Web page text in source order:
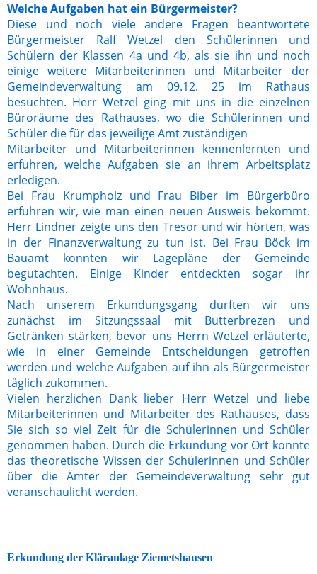
Welche Aufgaben hat ein Bürgermeister?
Diese und noch viele andere Fragen beantwortete
Bürgermeister Ralf Wetzel den Schülerinnen und
Schülern der Klassen 4a und 4b, als sie ihn und noch
einige weitere Mitarbeiterinnen und Mitarbeiter der
Gemeindeverwaltung am 09.12. 25 im Rathaus
besuchten. Herr Wetzel ging mit uns in die einzelnen
Büroräume des Rathauses, wo die Schülerinnen und
Schüler die für das jeweilige Amt zuständigen
Mitarbeiter und Mitarbeiterinnen kennenlernten und
erfuhren, welche Aufgaben sie an ihrem Arbeitsplatz
erledigen.
Bei Frau Krumpholz und Frau Biber im Bürgerbüro
erfuhren wir, wie man einen neuen Ausweis bekommt.
Herr Lindner zeigte uns den Tresor und wir hörten, was
in der Finanzverwaltung zu tun ist. Bei Frau Böck im
Bauamt konnten wir Lagepläne der Gemeinde
begutachten. Einige Kinder entdeckten sogar ihr
Wohnhaus.
Nach unserem Erkundungsgang durften wir uns
zunächst im Sitzungssaal mit Butterbrezen und
Getränken stärken, bevor uns Herrn Wetzel erläuterte,
wie in einer Gemeinde Entscheidungen getroffen
werden und welche Aufgaben auf ihn als Bürgermeister
täglich zukommen.
Vielen herzlichen Dank lieber Herr Wetzel und liebe
Mitarbeiterinnen und Mitarbeiter des Rathauses, dass
Sie sich so viel Zeit für die Schülerinnen und Schüler
genommen haben. Durch die Erkundung vor Ort konnte
das theoretische Wissen der Schülerinnen und Schüler
über die Ämter der Gemeindeverwaltung sehr gut
veranschaulicht werden.
Erkundung der Kläranlage Ziemetshausen